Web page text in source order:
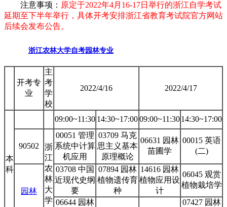
注意事项： 原定于2022年4月16-17日举行的浙江自学考试
延期至下半年举行，具体开考安排浙江省教育考试院官方网站
后续会发布公告。
浙江农林大学自考园林专业
开考专
业
主
考
学
校
2022/4/16 2022/4/17
本
科
09:00~11:30 14:30~17:0009:00~11:3014:30~17:00
90502
浙
江
农
林
大
学
00051 管理
系统中计算
机应用
03709 马克
思主义基本
原理概论
06631 园林
苗圃学
00015 英语
(二)
园林
03708 中国
近现代史纲
要
07894 园林
植物遗传育
种
14616 园林
植物应用设
计
06045 观赏
植物栽培学
06644 园林
07427 园林